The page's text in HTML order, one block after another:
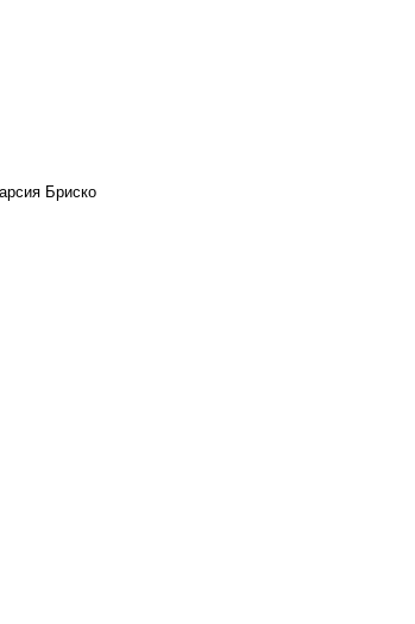
Бриско